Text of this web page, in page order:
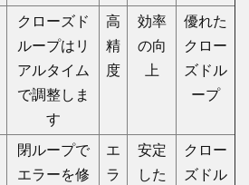
クローズド
ループはリ
アルタイム
で調整しま
す
高
精
度
効率
の向
上
優れた
クロー
ズドル
ープ
閉ループで
エラーを修
エ
ラ
安定
した
クロー
ズドル